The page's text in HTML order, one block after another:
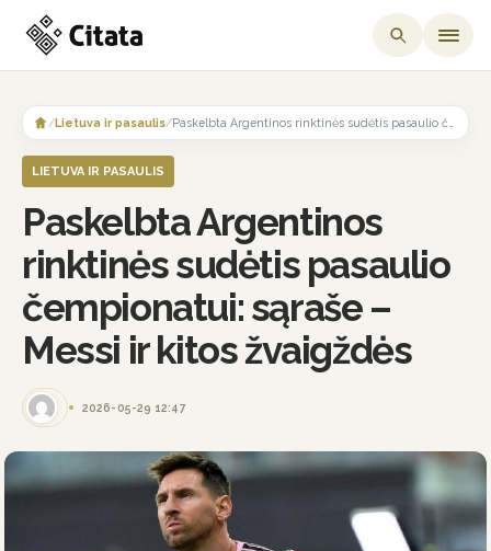
content
/Lietuva ir pasaulis/
LIETUVA IR PASAULIS
Paskelbta Argentinos
rinktinės sudėtis pasaulio
čempionatui: sąraše –
Messi ir kitos žvaigždės
2026-05-29 12:47